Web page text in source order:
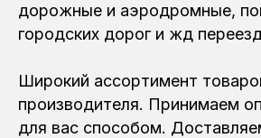
дорожные и аэродромные,
городских дорог и жд
Широкий ассортимент
производителя. Принимаем
для вас способом.